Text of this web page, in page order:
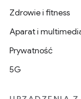
Zdrowie i fitness
Aparat i
Prywatność
5G